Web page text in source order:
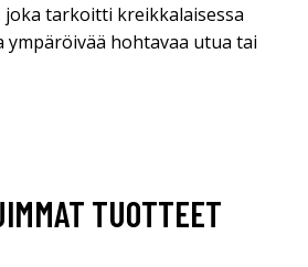
tarkoitti kreikkalaisessa
ympäröivää hohtavaa utua tai
TUOTTEET